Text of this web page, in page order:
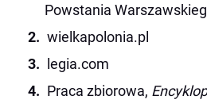
Powstania
wielkapolonia.pl
legia.com
Praca zbiorowa,